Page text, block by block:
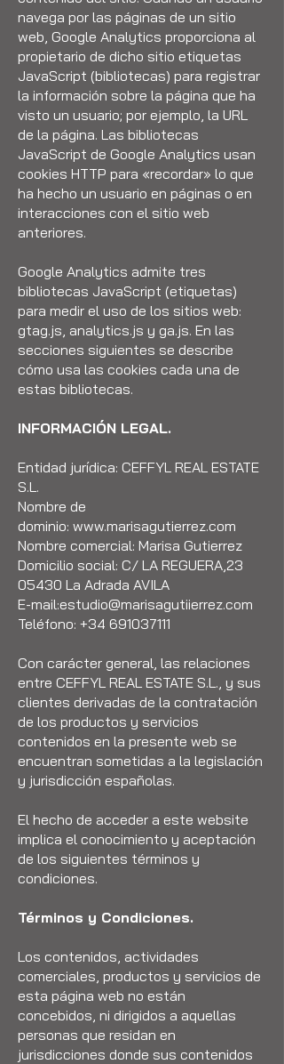
navega por las páginas de un sitio
web, Google Analytics proporciona al
propietario de dicho sitio etiquetas
JavaScript (bibliotecas) para registrar
la información sobre la página que ha
visto un usuario; por ejemplo, la URL
de la página. Las bibliotecas
JavaScript de Google Analytics usan
cookies HTTP para «recordar» lo que
ha hecho un usuario en páginas o en
interacciones con el sitio web
anteriores.
Google Analytics admite tres
bibliotecas JavaScript (etiquetas)
para medir el uso de los sitios web:
gtag.js, analytics.js y ga.js. En las
secciones siguientes se describe
cómo usa las cookies cada una de
estas bibliotecas.
INFORMACIÓN LEGAL.
Entidad jurídica: CEFFYL REAL ESTATE
S.L.
Nombre de
dominio: www.marisagutierrez.com
Nombre comercial: Marisa Gutierrez
Domicilio social: C/ LA REGUERA,23
05430 La Adrada AVILA
E-mail:estudio@marisagutiierrez.com
Teléfono: +34 691037111
Con carácter general, las relaciones
entre CEFFYL REAL ESTATE S.L., y sus
clientes derivadas de la contratación
de los productos y servicios
contenidos en la presente web se
encuentran sometidas a la legislación
y jurisdicción españolas.
El hecho de acceder a este website
implica el conocimiento y aceptación
de los siguientes términos y
condiciones.
Términos y Condiciones.
Los contenidos, actividades
comerciales, productos y servicios de
esta página web no están
concebidos, ni dirigidos a aquellas
personas que residan en
jurisdicciones donde sus contenidos